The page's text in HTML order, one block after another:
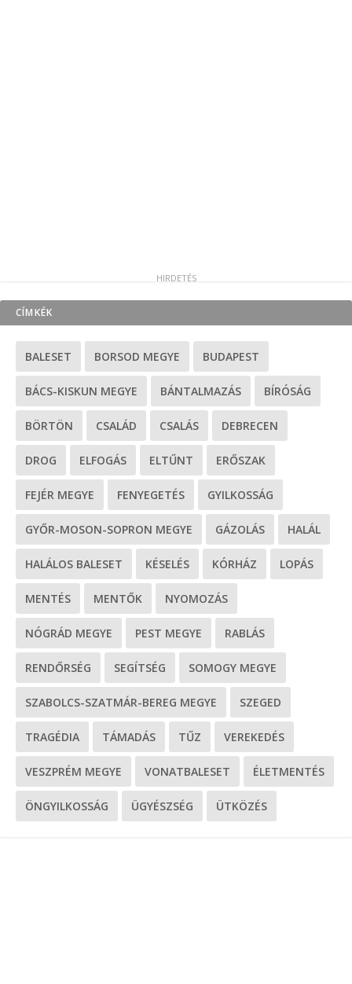
CÍMKÉK
BALESET BORSOD MEGYE BUDAPEST
BÁCS-KISKUN MEGYE BÁNTALMAZÁS BÍRÓSÁG
BÖRTÖN CSALÁD CSALÁS DEBRECEN
DROG ELFOGÁS ELTŰNT ERŐSZAK
FEJÉR MEGYE FENYEGETÉS GYILKOSSÁG
GYŐR-MOSON-SOPRON MEGYE GÁZOLÁS HALÁL
HALÁLOS BALESET KÉSELÉS KÓRHÁZ LOPÁS
MENTÉS MENTŐK NYOMOZÁS
NÓGRÁD MEGYE PEST MEGYE RABLÁS
RENDŐRSÉG SEGÍTSÉG SOMOGY MEGYE
SZABOLCS-SZATMÁR-BEREG MEGYE SZEGED
TRAGÉDIA TÁMADÁS TŰZ VEREKEDÉS
VESZPRÉM MEGYE VONATBALESET ÉLETMENTÉS
ÖNGYILKOSSÁG ÜGYÉSZSÉG ÜTKÖZÉS